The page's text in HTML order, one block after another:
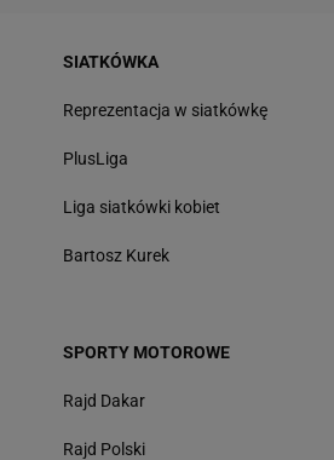
SIATKÓWKA
Reprezentacja w siatkówkę
PlusLiga
Liga siatkówki kobiet
Bartosz Kurek
SPORTY MOTOROWE
Rajd Dakar
Rajd Polski